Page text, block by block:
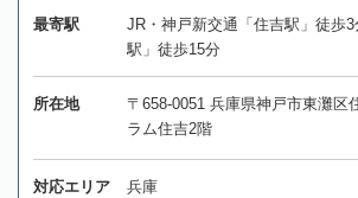
最寄駅
JR・神戸新交通「住吉駅」徒歩
駅」徒歩15分
所在地
〒658-0051 兵庫県神戸市東灘
ラム住吉2階
対応エリア 兵庫